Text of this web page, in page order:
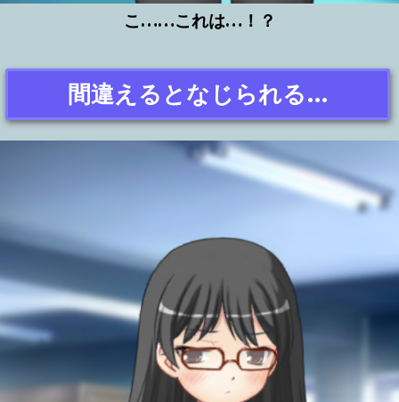
こ……これは…！？
間違えるとなじられる…